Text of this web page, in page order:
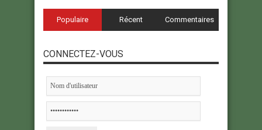
Populaire Récent Commentaires
CONNECTEZ-VOUS